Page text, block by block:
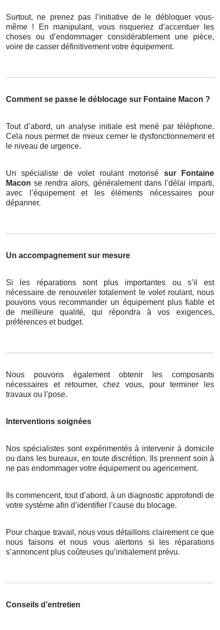
Surtout, ne prenez pas l’initiative de le débloquer vous-
même ! En manipulant, vous risqueriez d’accentuer les
choses ou d’endommager considérablement une pièce,
voire de casser définitivement votre équipement.
Comment se passe le déblocage sur Fontaine Macon ?
Tout d’abord, un analyse initiale est mené par téléphone.
Cela nous permet de mieux cerner le dysfonctionnement et
le niveau de urgence.
Un spécialiste de volet roulant motorisé sur Fontaine
Maconse rendra alors, généralement dans l’délai imparti,
avec l’équipement et les éléments nécessaires pour
dépanner.
Un accompagnement sur mesure
Si les réparations sont plus importantes ou s’il est
nécessaire de renouveler totalement le volet roulant, nous
pouvons vous recommander un équipement plus fiable et
de meilleure qualité, qui répondra à vos exigences,
préférences et budget.
Nous pouvons également obtenir les composants
nécessaires et retourner, chez vous, pour terminer les
travaux ou l’pose.
Interventions soignées
Nos spécialistes sont expérimentés à intervenir à domicile
ou dans les bureaux, en toute discrétion. Ils prennent soin à
ne pas endommager votre équipement ou agencement.
Ils commencent, tout d’abord, à un diagnostic approfondi de
votre système afin d’identifier l’cause du blocage.
Pour chaque travail, nous vous détaillons clairement ce que
nous faisons et nous vous alertons si les réparations
s’annoncent plus coûteuses qu’initialement prévu.
Conseils d’entretien